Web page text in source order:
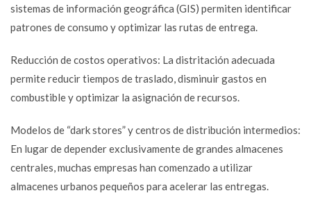
sistemas de información geográfica (GIS) permiten identificar
patrones de consumo y optimizar las rutas de entrega.
Reducción de costos operativos: La distritación adecuada
permite reducir tiempos de traslado, disminuir gastos en
combustible y optimizar la asignación de recursos.
Modelos de “dark stores” y centros de distribución intermedios:
En lugar de depender exclusivamente de grandes almacenes
centrales, muchas empresas han comenzado a utilizar
almacenes urbanos pequeños para acelerar las entregas.